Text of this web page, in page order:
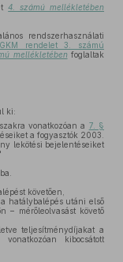
4. számú mellékletében
rendszerhasználati
rendelet 3. számú
mellékletében foglaltak
ki:
vonatkozóan a 7. §
a fogyasztók 2003.
lekötési bejelentéseiket
követően,
hatálybalépés utáni első
– mérőleolvasást követő
teljesítménydíjakat a
kibocsátott